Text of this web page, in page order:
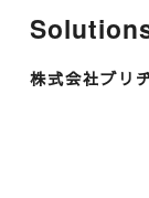
株式会社ブリ